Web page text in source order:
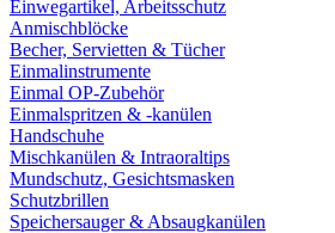
Einwegartikel, Arbeitsschutz
Anmischblöcke
Becher, Servietten & Tücher
Einmalinstrumente
Einmal OP-Zubehör
Einmalspritzen & -kanülen
Handschuhe
Mischkanülen & Intraoraltips
Mundschutz, Gesichtsmasken
Schutzbrillen
Speichersauger & Absaugkanülen